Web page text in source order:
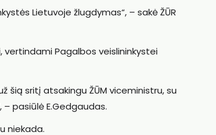
Lietuvoje žlugdymas“, – sakė ŽŪR
vertindami Pagalbos veislininkystei
šią sritį atsakingu ŽŪM viceministru, su
pasiūlė E.Gedgaudas.
niekada.